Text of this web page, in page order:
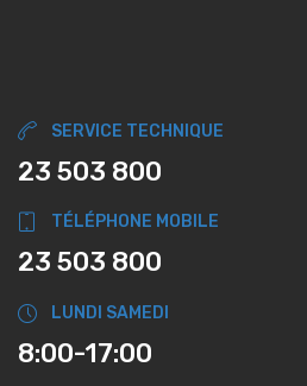
SERVICE TECHNIQUE
23 503 800
TÉLÉPHONE MOBILE
23 503 800
LUNDI SAMEDI
8:00-17:00